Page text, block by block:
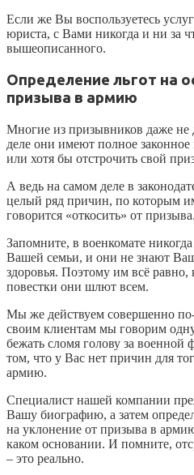
Если же Вы воспользуетесь
юриста, с Вами никогда и ни за
вышеописанного.
Определение льгот на
призыва в армию
Многие из призывников даже не
деле они имеют полное
или хотя бы отстрочить свой
А ведь на самом деле в
целый ряд причин, по которым
говорится «откосить» от призыва.
Запомните, в военкомате
Вашей семьи, и они не знают
здоровья. Поэтому им всё равно,
повестки они шлют всем.
Мы же действуем совершенно
своим клиентам мы говорим
бежать сломя голову за военной
том, что у Вас нет причин для
армию.
Специалист нашей компании
Вашу биографию, а затем
на уклонение от призыва в
каком основании. И помните,
– это реально.